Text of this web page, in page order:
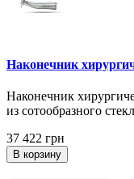
Наконечник
Наконечник
из сотообразного
37 422 грн
В корзину